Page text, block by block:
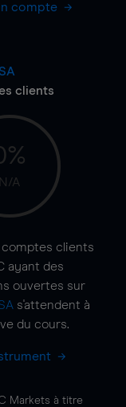
compte
clients
N/A
comptes clients
ayant des
ouvertes sur
s'attendent à
du cours.
Markets à titre